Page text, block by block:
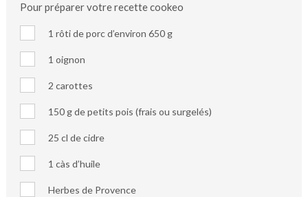
Pour préparer votre recette cookeo
1 rôti de porc d’environ 650 g
1 oignon
2 carottes
150 g de petits pois (frais ou surgelés)
25 cl de cidre
1 càs d’huile
Herbes de Provence